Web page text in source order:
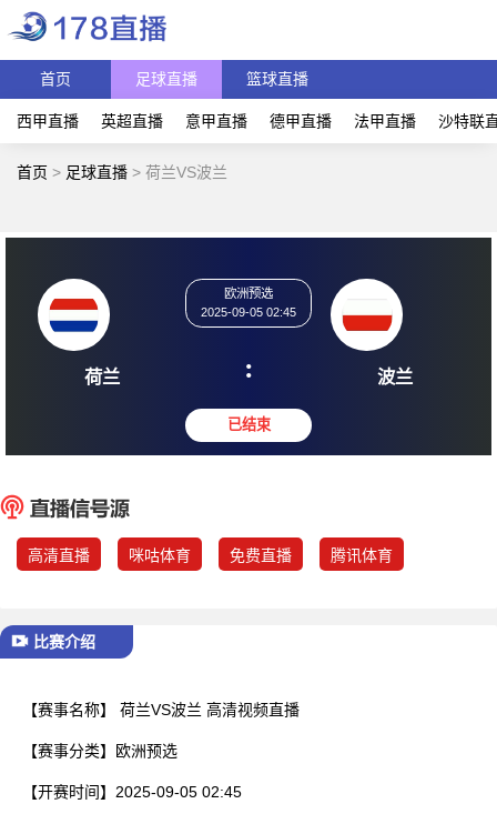
首页 足球直播 篮球直播
西甲直播 英超直播 意甲直播 德甲直播 法甲直播 沙特联
首页 > 足球直播 > 荷兰VS波兰
荷兰
2025-09-05 02:45
: 波
高清直播 咪咕体育 免费直播 腾讯体育
比赛介绍
【赛事名称】 荷兰VS波兰 高清视频直播
【赛事分类】 欧洲预选
【开赛时间】 2025-09-05 02:45